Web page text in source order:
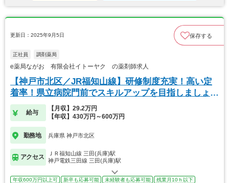
更新日：2025年9月5日 保存する
正社員 調剤薬局
e薬局ながお 有限会社イトーヤク の薬剤師求人
【神戸市北区／JR福知山線】研修制度充実！高い定
着率！県立病院門前でスキルアップを目指しましょ
う！
給与
【月収】29.2万円
【年収】430万円～600万円
勤務地 兵庫県 神戸市北区
アクセス
ＪＲ福知山線 三田(兵庫)駅
神戸電鉄三田線 三田(兵庫)駅
年収600万円以上可 新卒も応募可能 未経験者も応募可能
残業月10ｈ以下